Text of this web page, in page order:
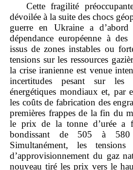
Cette fragilité
dévoilée à la suite des chocs
guerre en Ukraine a
dépendance européenne à des
issus de zones instables ou
tensions sur les ressources
la crise iranienne est venue
incertitudes pesant sur les
énergétiques mondiaux et, par
les coûts de fabrication des
premières frappes de la fin du
le prix de la tonne d’urée a
bondissant de 505 à
Simultanément, les
d’approvisionnement du gaz
nouveau tiré les prix vers le